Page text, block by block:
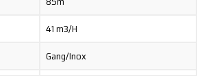
41 m3/H
Gang/Inox